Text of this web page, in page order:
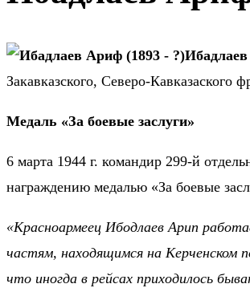
Закавказского, Северо-
Медаль «За боевые заслуги»
6 марта 1944 г. командир 299-й
награждению медалью «За боевые
«Красноармеец Ибодлаев Арип
частям, находящимся на Керченском
что иногда в рейсах приходилось